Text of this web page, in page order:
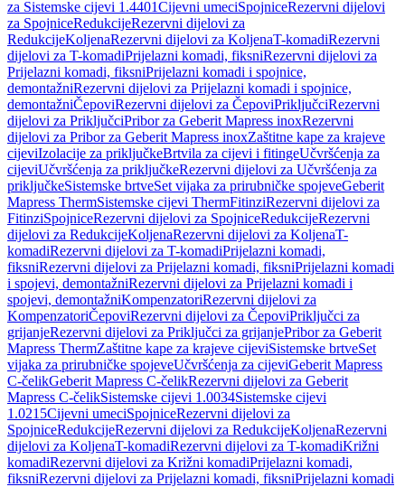
za Sistemske cijevi 1.4401Cijevni umeciSpojniceRezervni dijelovi
za SpojniceRedukcijeRezervni dijelovi za
RedukcijeKoljenaRezervni dijelovi za KoljenaT-komadiRezervni
dijelovi za T-komadiPrijelazni komadi, fiksniRezervni dijelovi za
Prijelazni komadi, fiksniPrijelazni komadi i spojnice,
demontažniRezervni dijelovi za Prijelazni komadi i spojnice,
demontažniČepoviRezervni dijelovi za ČepoviPriključciRezervni
dijelovi za PriključciPribor za Geberit Mapress inoxRezervni
dijelovi za Pribor za Geberit Mapress inoxZaštitne kape za krajeve
cijeviIzolacije za priključkeBrtvila za cijevi i fitingeUčvršćenja za
cijeviUčvršćenja za priključkeRezervni dijelovi za Učvršćenja za
priključkeSistemske brtveSet vijaka za prirubničke spojeveGeberit
Mapress ThermSistemske cijevi ThermFitinziRezervni dijelovi za
FitinziSpojniceRezervni dijelovi za SpojniceRedukcijeRezervni
dijelovi za RedukcijeKoljenaRezervni dijelovi za KoljenaT-
komadiRezervni dijelovi za T-komadiPrijelazni komadi,
fiksniRezervni dijelovi za Prijelazni komadi, fiksniPrijelazni komadi
i spojevi, demontažniRezervni dijelovi za Prijelazni komadi i
spojevi, demontažniKompenzatoriRezervni dijelovi za
KompenzatoriČepoviRezervni dijelovi za ČepoviPriključci za
grijanjeRezervni dijelovi za Priključci za grijanjePribor za Geberit
Mapress ThermZaštitne kape za krajeve cijeviSistemske brtveSet
vijaka za prirubničke spojeveUčvršćenja za cijeviGeberit Mapress
C-čelikGeberit Mapress C-čelikRezervni dijelovi za Geberit
Mapress C-čelikSistemske cijevi 1.0034Sistemske cijevi
1.0215Cijevni umeciSpojniceRezervni dijelovi za
SpojniceRedukcijeRezervni dijelovi za RedukcijeKoljenaRezervni
dijelovi za KoljenaT-komadiRezervni dijelovi za T-komadiKrižni
komadiRezervni dijelovi za Križni komadiPrijelazni komadi,
fiksniRezervni dijelovi za Prijelazni komadi, fiksniPrijelazni komadi